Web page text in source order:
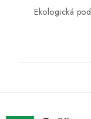
Ekologická